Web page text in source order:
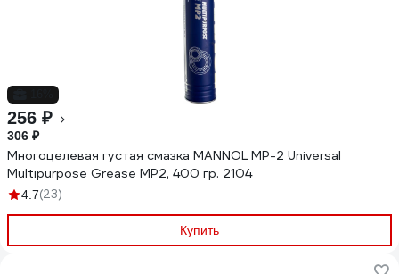
256 ₽
306 ₽
Многоцелевая густая смазка MANNOL MP-2 Universal
Multipurpose Grease MP2, 400 гр. 2104
4.7(23)
Купить